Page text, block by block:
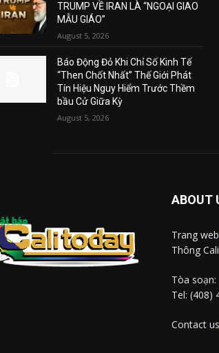
TRUMP VỀ IRAN LÀ “NGOẠI GIAO
MẪU GIÁO”
August 5, 2026
Báo Động Đỏ Khi Chỉ Số Kinh Tế
“Then Chốt Nhất” Thế Giới Phát
Tín Hiệu Nguy Hiểm Trước Thềm
bầu Cử Giữa Kỳ
August 5, 2026
ABOUT
Trang web
Thông
Tòa soạn:
Tel: (408)
Contact